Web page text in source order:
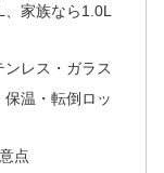
家族なら1.0L
レス・ガラス
温・転倒ロッ
点